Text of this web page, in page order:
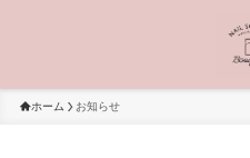
ホーム お知らせ